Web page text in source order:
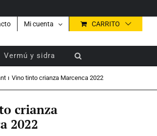
Mi cuenta CARRITO
Vermú y sidra
Vino tinto crianza Marcenca 2022
crianza
2022